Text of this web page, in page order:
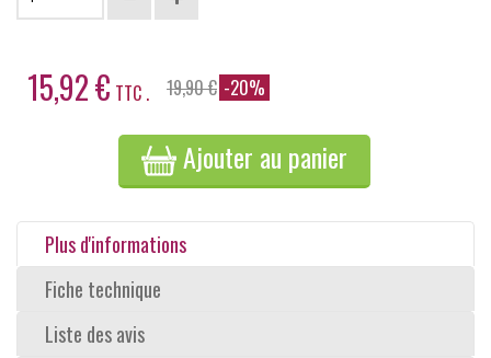
15,92 € TTC . 19,90 € -20%
Ajouter au panier
Plus d'informations
Fiche technique
Liste des avis